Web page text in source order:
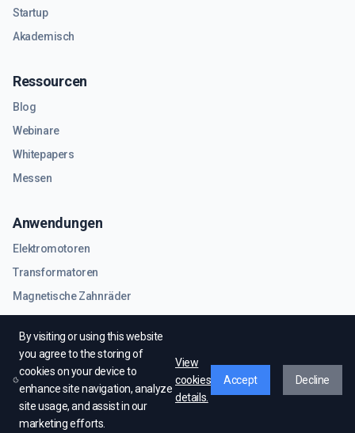
By visiting or using this website
you agree to the storing of
cookies on your device to
enhance site navigation, analyze
site usage, and assist in our
marketing efforts.
View
cookies
details.
Accept Decline
Startup
Akademisch
Ressourcen
Blog
Webinare
Whitepapers
Messen
Anwendungen
Elektromotoren
Transformatoren
Magnetische Zahnräder
© EMWorks Inc. Alle Rechte vorbehalten.